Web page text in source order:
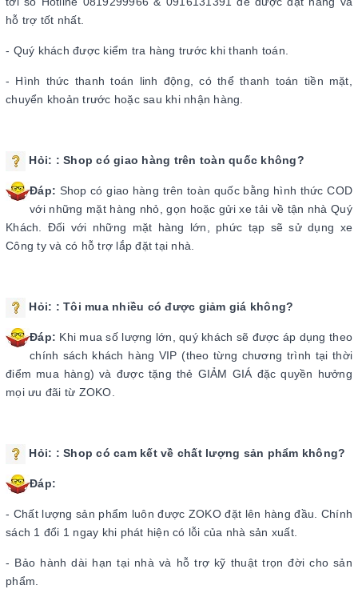
hỗ trợ tốt nhất.
- Quý khách được kiểm tra hàng trước khi thanh toán.
- Hình thức thanh toán linh động, có thể thanh toán tiền mặt,
chuyển khoản trước hoặc sau khi nhận hàng.
Hỏi: : Shop có giao hàng trên toàn quốc không?
Đáp: Shop có giao hàng trên toàn quốc bằng hình thức COD
với những mặt hàng nhỏ, gọn hoặc gửi xe tải về tận nhà Quý
Khách. Đối với những mặt hàng lớn, phức tạp sẽ sử dụng xe
Công ty và có hỗ trợ lắp đặt tại nhà.
Hỏi: : Tôi mua nhiều có được giảm giá không?
Đáp: Khi mua số lượng lớn, quý khách sẽ được áp dụng theo
chính sách khách hàng VIP (theo từng chương trình tại thời
điểm mua hàng) và được tặng thẻ GIẢM GIÁ đặc quyền hưởng
mọi ưu đãi từ ZOKO.
Hỏi: : Shop có cam kết về chất lượng sản phẩm không?
Đáp:
- Chất lượng sản phẩm luôn được ZOKO đặt lên hàng đầu. Chính
sách 1 đổi 1 ngay khi phát hiện có lỗi của nhà sản xuất.
- Bảo hành dài hạn tại nhà và hỗ trợ kỹ thuật trọn đời cho sản
phẩm.